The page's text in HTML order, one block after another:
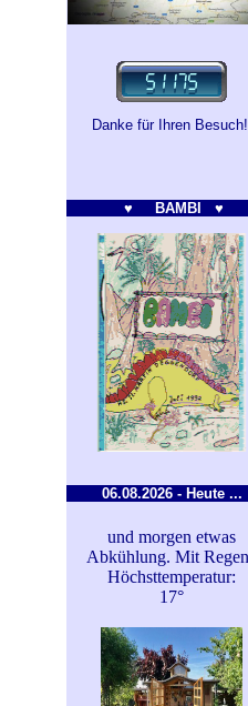
Danke für Ihren Besuch!
♥ BAMBI ♥
06.08.2026 - Heute ...